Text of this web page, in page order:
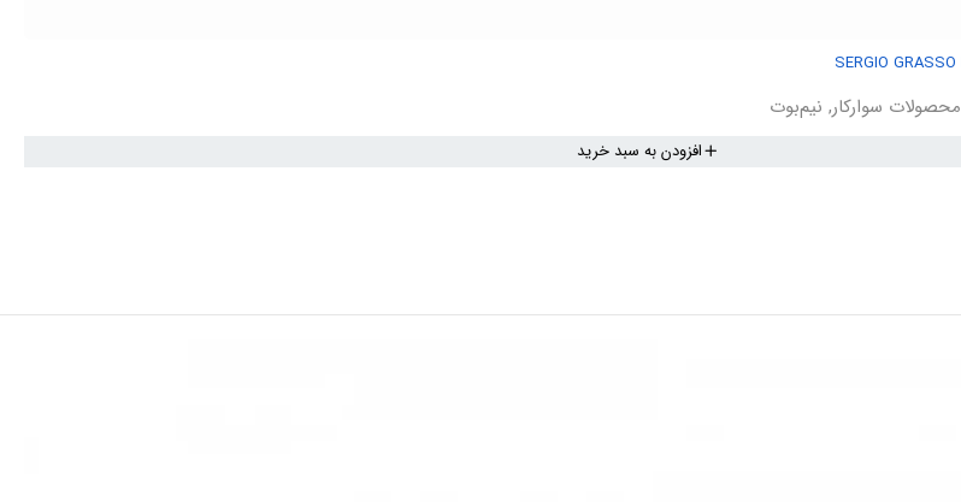
محصولات سوارکار, نیم‌بوت
افزودن به سبد خرید